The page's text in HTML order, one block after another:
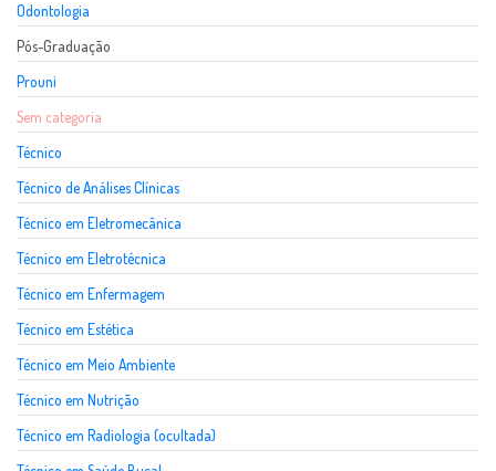
Odontologia
Pós-Graduação
Prouni
Sem categoria
Técnico
Técnico de Análises Clínicas
Técnico em Eletromecânica
Técnico em Eletrotécnica
Técnico em Enfermagem
Técnico em Estética
Técnico em Meio Ambiente
Técnico em Nutrição
Técnico em Radiologia (ocultada)